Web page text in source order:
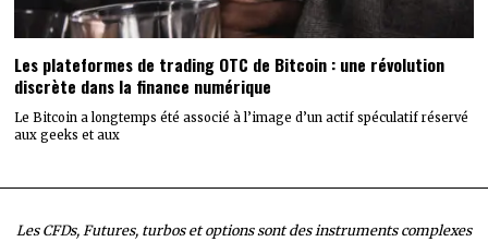
Les plateformes de trading OTC de Bitcoin : une révolution
discrète dans la finance numérique
Le Bitcoin a longtemps été associé à l’image d’un actif spéculatif réservé
aux geeks et aux
Les CFDs, Futures, turbos et options sont des instruments complexes